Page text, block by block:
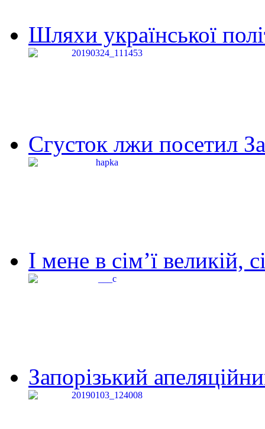
Шляхи української
Сгусток лжи посетил
І мене в сім’ї великій,
Запорізький